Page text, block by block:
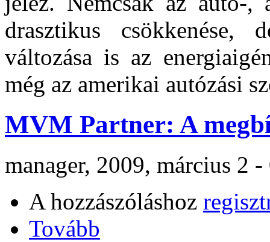
drasztikus csökkenése,
változása is az
még az amerikai autózási
MVM Partner: A
manager, 2009, március 2
A hozzászóláshoz
Tovább